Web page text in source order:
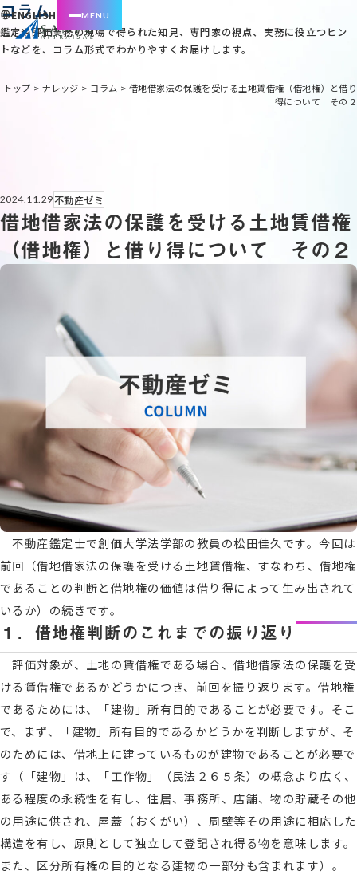
ENGLISH
コラム
鑑定や評価業務の現場で得られた知見、専門家の視点、実務に役立つヒン
トなどを、コラム形式でわかりやすくお届けします。
トップ > ナレッジ > コラム > 借地借家法の保護を受ける土地賃借権（借地権）と借り
得について その２
2024.11.29 不動産ゼミ
借地借家法の保護を受ける土地賃借権
（借地権）と借り得について その２
不動産鑑定士で創価大学法学部の教員の松田佳久です。今回は
前回（借地借家法の保護を受ける土地賃借権、すなわち、借地権
であることの判断と借地権の価値は借り得によって生み出されて
いるか）の続きです。
１．借地権判断のこれまでの振り返り
評価対象が、土地の賃借権である場合、借地借家法の保護を受
ける賃借権であるかどうかにつき、前回を振り返ります。借地権
であるためには、「建物」所有目的であることが必要です。そこ
で、まず、「建物」所有目的であるかどうかを判断しますが、そ
のためには、借地上に建っているものが建物であることが必要で
す（「建物」は、「工作物」（民法２６５条）の概念より広く、
ある程度の永続性を有し、住居、事務所、店舗、物の貯蔵その他
の用途に供され、屋蓋（おくがい）、周壁等その用途に相応した
構造を有し、原則として独立して登記され得る物を意味します。
また、区分所有権の目的となる建物の一部分も含まれます）。